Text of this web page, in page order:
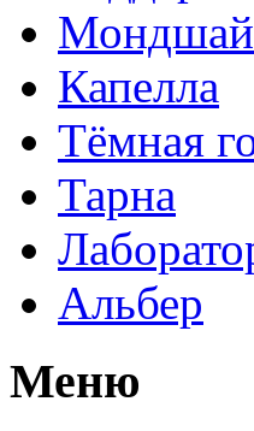
Капелла
Тёмная
Тарна
Альбер
Меню